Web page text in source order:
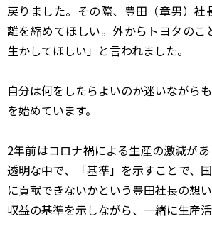
戻りました。その際、豊田（章男）
離を縮めてほしい。外からトヨタのこ
生かしてほしい」と言われました。
自分は何をしたらよいのか迷いながら
を始めています。
2年前はコロナ禍による生産の激減が
透明な中で、「基準」を示すことで、
に貢献できないかという豊田社長の想
収益の基準を示しながら、一緒に生産